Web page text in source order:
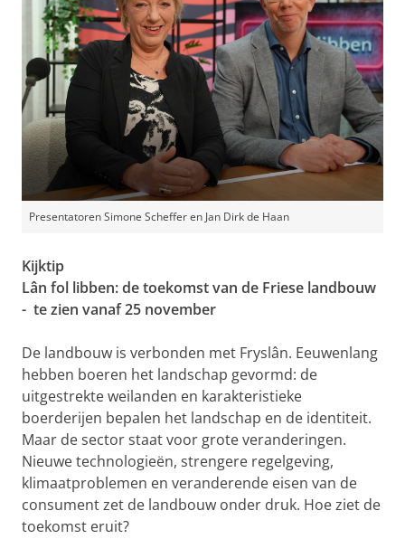
Presentatoren Simone Scheffer en Jan Dirk de Haan
Kijktip
Lân fol libben: de toekomst van de Friese landbouw
- te zien vanaf 25 november
De landbouw is verbonden met Fryslân. Eeuwenlang
hebben boeren het landschap gevormd: de
uitgestrekte weilanden en karakteristieke
boerderijen bepalen het landschap en de identiteit.
Maar de sector staat voor grote veranderingen.
Nieuwe technologieën, strengere regelgeving,
klimaatproblemen en veranderende eisen van de
consument zet de landbouw onder druk. Hoe ziet de
toekomst eruit?